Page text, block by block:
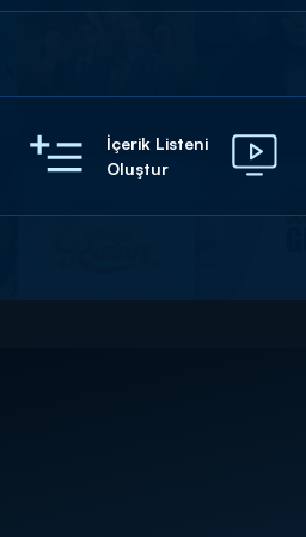
İçerik Listeni
Oluştur